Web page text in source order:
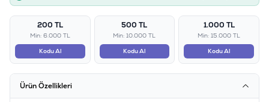
200 TL
Min: 6.000 TL
Kodu Al
500 TL
Min: 10.000 TL
Kodu Al
1.000 TL
Min: 15.000 TL
Kodu Al
Ürün Özellikleri